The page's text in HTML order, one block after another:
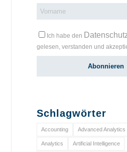
Ich habe den
gelesen, verstanden und
Schlagwörter
Accounting Advanced Analytics
Analytics Artificial Intelligence